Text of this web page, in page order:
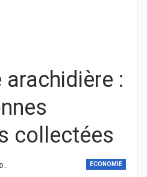
arachidière :
collectées
ECONOMIE